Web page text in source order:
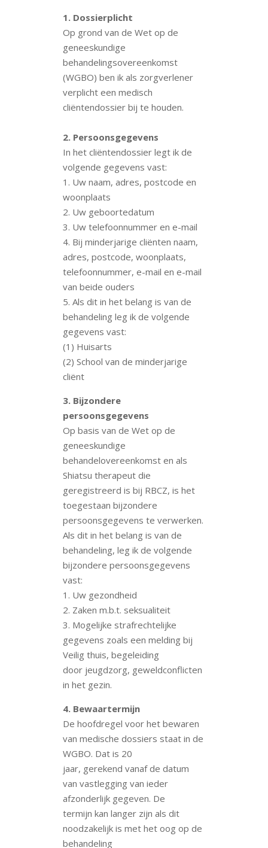
1. Dossierplicht
Op grond van de Wet op de
geneeskundige
behandelingsovereenkomst
(WGBO) ben ik als zorgverlener
verplicht een medisch
cliëntendossier bij te houden.
2. Persoonsgegevens
In het cliëntendossier legt ik de
volgende gegevens vast:
1. Uw naam, adres, postcode en
woonplaats
2. Uw geboortedatum
3. Uw telefoonnummer en e-mail
4. Bij minderjarige cliënten naam,
adres, postcode, woonplaats,
telefoonnummer, e-mail en e-mail
van beide ouders
5. Als dit in het belang is van de
behandeling leg ik de volgende
gegevens vast:
(1) Huisarts
(2) School van de minderjarige
cliënt
3. Bijzondere
persoonsgegevens
Op basis van de Wet op de
geneeskundige
behandelovereenkomst en als
Shiatsu therapeut die
geregistreerd is bij RBCZ, is het
toegestaan bijzondere
persoonsgegevens te verwerken.
Als dit in het belang is van de
behandeling, leg ik de volgende
bijzondere persoonsgegevens
vast:
1. Uw gezondheid
2. Zaken m.b.t. seksualiteit
3. Mogelijke strafrechtelijke
gegevens zoals een melding bij
Veilig thuis, begeleiding
door jeugdzorg, geweldconflicten
in het gezin.
4. Bewaartermijn
De hoofdregel voor het bewaren
van medische dossiers staat in de
WGBO. Dat is 20
jaar, gerekend vanaf de datum
van vastlegging van ieder
afzonderlijk gegeven. De
termijn kan langer zijn als dit
noodzakelijk is met het oog op de
behandeling